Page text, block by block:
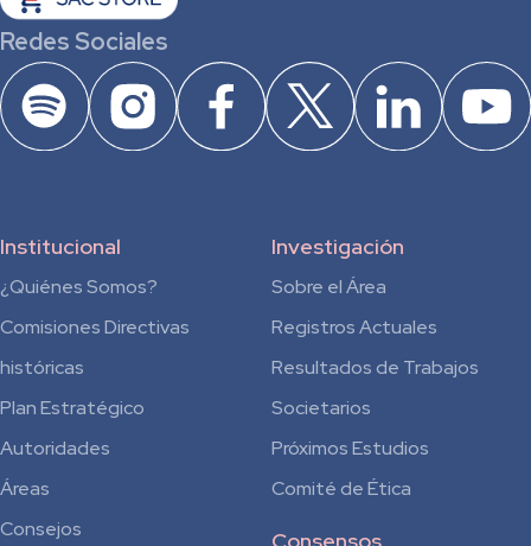
Redes Sociales
Institucional
¿Quiénes Somos?
Comisiones Directivas
históricas
Plan Estratégico
Autoridades
Áreas
Consejos
Investigación
Sobre el Área
Registros Actuales
Resultados de Trabajos
Societarios
Próximos Estudios
Comité de Ética
Consensos